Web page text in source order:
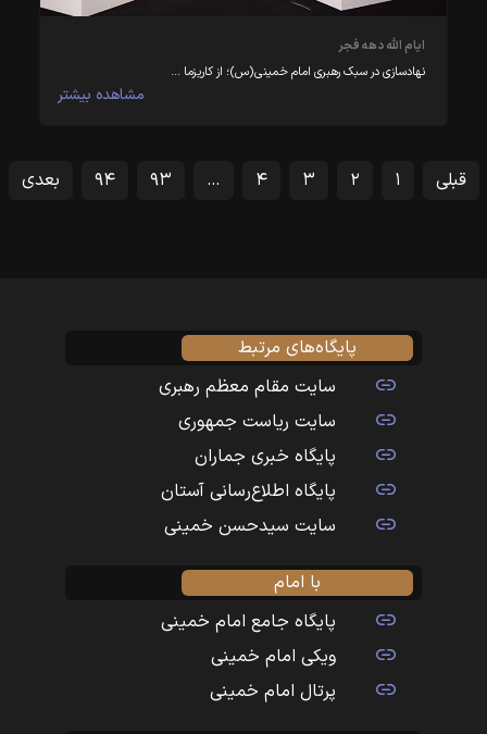
ایام الله دهه فجر
نهادسازی در سبک رهبری امام خمینی(س)؛ از کاریزما …
مشاهده بیشتر
قبلی ۱ ۲ ۳ ۴ … ۹۳ ۹۴ بعدی
پایگاه‌های مرتبط
سایت مقام معظم رهبری
سایت ریاست جمهوری
پایگاه خبری جماران
پایگاه اطلاع‌رسانی آستان
سایت سیدحسن خمینی
با امام
پایگاه جامع امام خمینی
ویکی امام خمینی
پرتال امام خمینی